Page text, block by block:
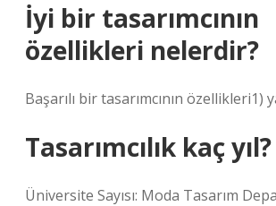
İyi bir tasarımcının
özellikleri nelerdir?
Başarılı bir tasarımcının özellikleri1)
Tasarımcılık kaç yıl?
Üniversite Sayısı: Moda Tasarım